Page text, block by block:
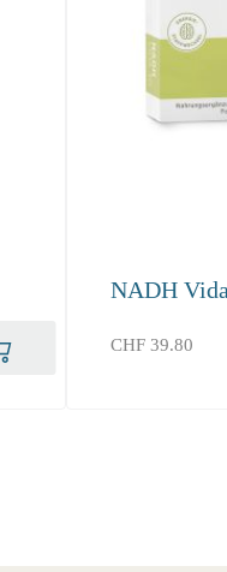
NADH
CHF39.80